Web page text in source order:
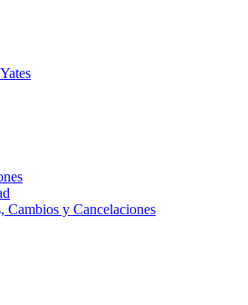
Cambios y Cancelaciones